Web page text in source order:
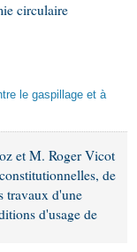
circulaire
le gaspillage et à
et M. Roger Vicot
de
travaux d'une
d'usage de